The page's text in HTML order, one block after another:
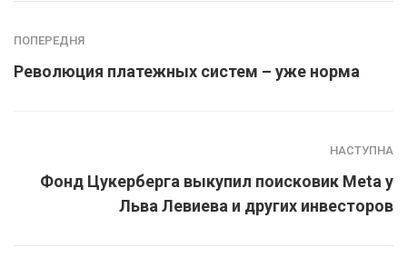
ПОПЕРЕДНЯ
Революция платежных систем – уже норма
НАСТУПНА
Фонд Цукерберга выкупил поисковик Meta у
Льва Левиева и других инвесторов